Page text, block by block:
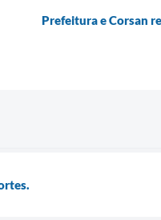
Prefeitura e Corsan